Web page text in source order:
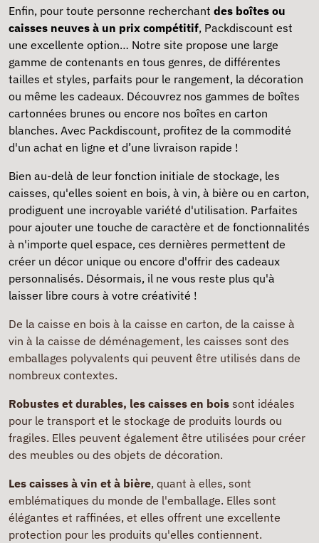
Enfin, pour toute personne recherchant des boîtes ou
caisses neuves à un prix compétitif, Packdiscount est
une excellente option… Notre site propose une large
gamme de contenants en tous genres, de différentes
tailles et styles, parfaits pour le rangement, la décoration
ou même les cadeaux. Découvrez nos gammes de boîtes
cartonnées brunes ou encore nos boîtes en carton
blanches. Avec Packdiscount, profitez de la commodité
d'un achat en ligne et d’une livraison rapide !
Bien au-delà de leur fonction initiale de stockage, les
caisses, qu'elles soient en bois, à vin, à bière ou en carton,
prodiguent une incroyable variété d'utilisation. Parfaites
pour ajouter une touche de caractère et de fonctionnalités
à n'importe quel espace, ces dernières permettent de
créer un décor unique ou encore d'offrir des cadeaux
personnalisés. Désormais, il ne vous reste plus qu'à
laisser libre cours à votre créativité !
De la caisse en bois à la caisse en carton, de la caisse à
vin à la caisse de déménagement, les caisses sont des
emballages polyvalents qui peuvent être utilisés dans de
nombreux contextes.
Robustes et durables, les caisses en bois sont idéales
pour le transport et le stockage de produits lourds ou
fragiles. Elles peuvent également être utilisées pour créer
des meubles ou des objets de décoration.
Les caisses à vin et à bière, quant à elles, sont
emblématiques du monde de l'emballage. Elles sont
élégantes et raffinées, et elles offrent une excellente
protection pour les produits qu'elles contiennent.